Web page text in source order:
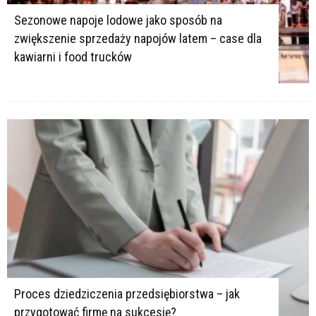
Sezonowe napoje lodowe jako sposób na
zwiększenie sprzedaży napojów latem – case dla
kawiarni i food trucków
Proces dziedziczenia przedsiębiorstwa – jak
przygotować firmę na sukcesję?